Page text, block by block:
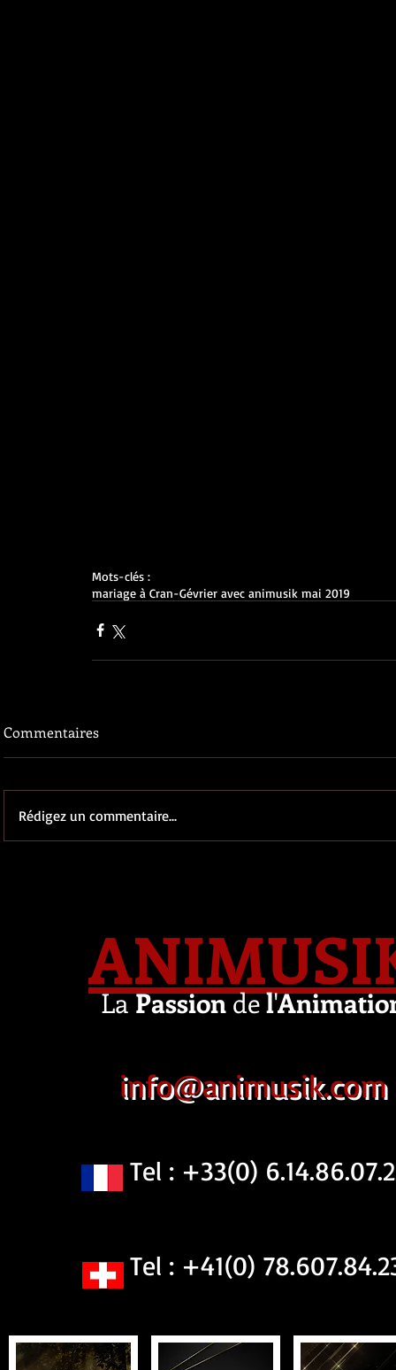
Mots-clés :
mariage à Cran-Gévrier avec animusik mai 2019
Commentaires
Rédigez un commentaire...
LaPassiondel'
info@animusik.com
Tel : +33(0)
Tel : +41(0)